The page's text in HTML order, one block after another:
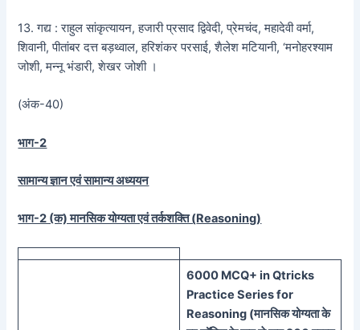
13. गद्य : राहुल सांकृत्यायन, हजारी प्रसाद द्विवेदी, प्रेमचंद, महादेवी वर्मा,
शिवानी, पीतांबर दत्त बड़थ्वाल, हरिशंकर परसाई, शैलेश मटियानी, ‘मनोहरश्याम
जोशी, मन्नू भंडारी, शेखर जोशी ।
(अंक-40)
भाग-2
सामान्य ज्ञान एवं सामान्य अध्ययन
भाग-2 (क) मानसिक योग्यता एवं तर्कशक्ति (Reasoning)
6000 MCQ+ inQtricks
Practice Seriesfor
Reasoning (मानसिकयोग्यता के